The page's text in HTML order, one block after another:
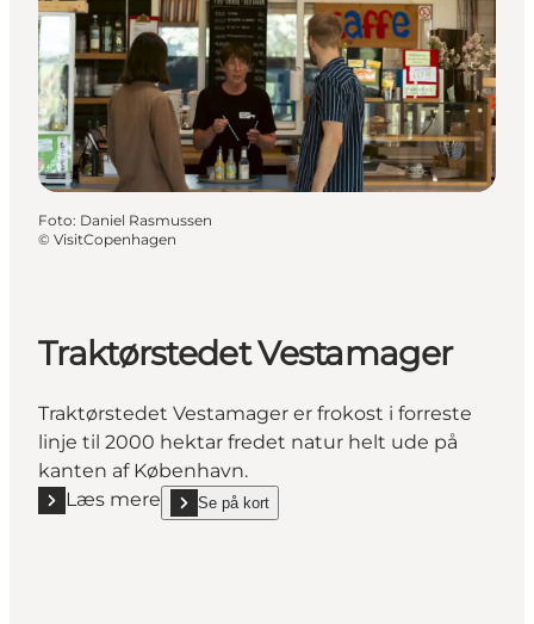
Foto: Daniel Rasmussen
© VisitCopenhagen
Traktørstedet Vestamager
Traktørstedet Vestamager er frokost i forreste
linje til 2000 hektar fredet natur helt ude på
kanten af København.
Læs mere
Læs mere "Traktørstedet Vestamager"
Se på kort
show Traktørstedet Vestamager on_map